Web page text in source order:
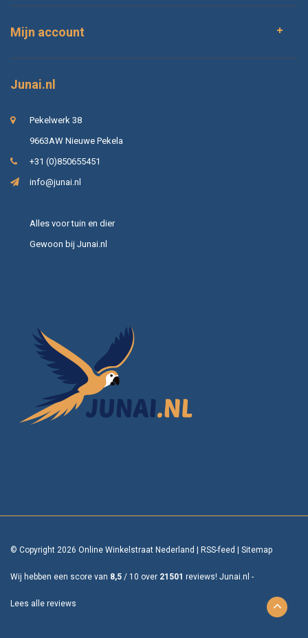
Mijn account
Junai.nl
Pekelwerk 38
9663AW Nieuwe Pekela
+31 (0)850655451
info@junai.nl
Alles voor tuin en dier
Gewoon bij Junai.nl
© Copyright 2026 Online Winkelstraat Nederland RSS-feed Sitemap
Wij hebben een score van 8,5 / 10 over 21501 reviews! Junai.nl -
Lees alle reviews